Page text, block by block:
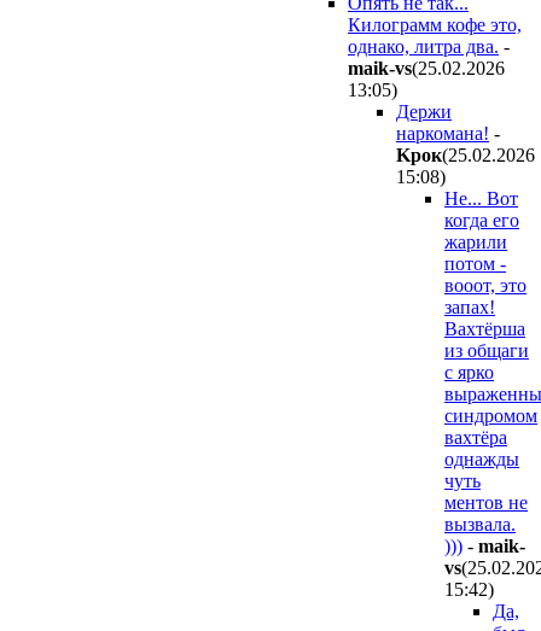
Килограмм кофе это,
однако, литра два. -
maik-vs(25.02.2026
13:05)
Держи
наркомана! -
Kpoк(25.02.2026
15:08)
Не... Вот
когда его
жарили
потом -
вооот, это
запах!
Вахтёрша
из общаги
с ярко
синдромом
вахтёра
однажды
чуть
ментов не
вызвала.
))) - maik-
vs
15:42)
Да,